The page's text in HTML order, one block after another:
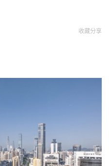
收藏分享